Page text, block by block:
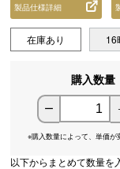
製品仕様詳細
在庫あり 16
購入数量
ー
※購入数量によって、 単価が
以下からまとめて数量を